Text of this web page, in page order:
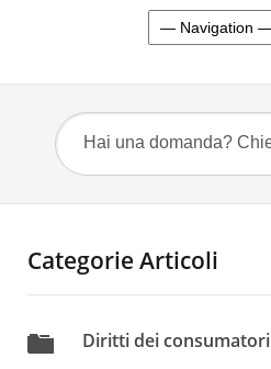
Categorie Articoli
Diritti dei consumatori